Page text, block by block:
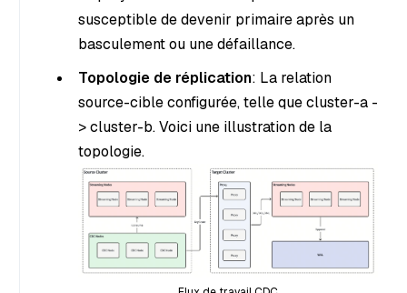
susceptible de devenir primaire après un
basculement ou une défaillance.
Topologie de réplication: La relation
source-cible configurée, telle que cluster-a -
> cluster-b. Voici une illustration de la
topologie.